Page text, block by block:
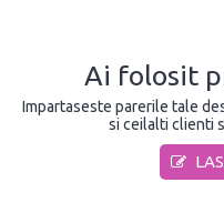
Ai folosit
Impartaseste parerile tale
si ceilalti clienti